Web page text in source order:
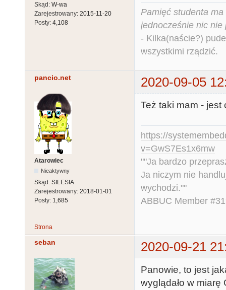
Skąd: W-wa
Zarejestrowany: 2015-11-20
Posty: 4,108
Pamięć studenta
jednocześnie nic nie
- Kilka(naście?)
wszystkimi rządzić.
pancio.net 2020-09-05
Atarowiec
Nieaktywny
Skąd: SILESIA
Zarejestrowany: 2018-01-01
Posty: 1,685
Też taki mam - jest
https://
v=GwS7Es1x6mw
""Ja bardzo
Ja niczym nie
wychodzi.""
ABBUC Member
Strona
seban 2020-09-21
Panowie, to jest
wyglądało w